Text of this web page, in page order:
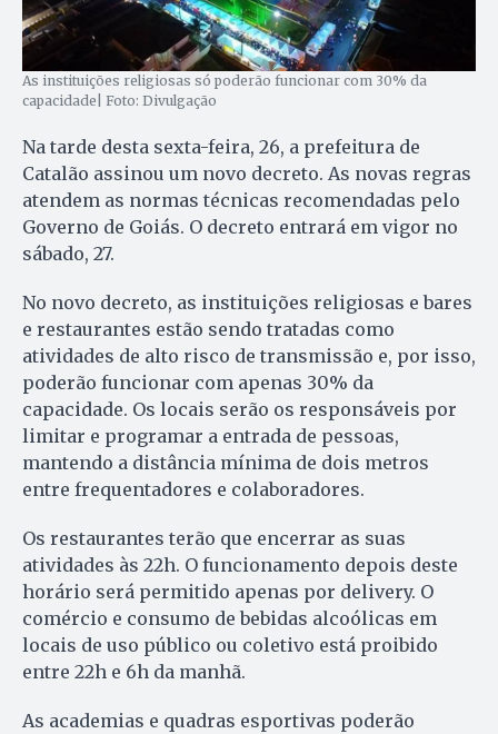
As instituições religiosas só poderão funcionar com 30% da
capacidade| Foto: Divulgação
Na tarde desta sexta-feira, 26, a prefeitura de
Catalão assinou um novo decreto. As novas regras
atendem as normas técnicas recomendadas pelo
Governo de Goiás. O decreto entrará em vigor no
sábado, 27.
No novo decreto, as instituições religiosas e bares
e restaurantes estão sendo tratadas como
atividades de alto risco de transmissão e, por isso,
poderão funcionar com apenas 30% da
capacidade. Os locais serão os responsáveis por
limitar e programar a entrada de pessoas,
mantendo a distância mínima de dois metros
entre frequentadores e colaboradores.
Os restaurantes terão que encerrar as suas
atividades às 22h. O funcionamento depois deste
horário será permitido apenas por delivery. O
comércio e consumo de bebidas alcoólicas em
locais de uso público ou coletivo está proibido
entre 22h e 6h da manhã.
As academias e quadras esportivas poderão